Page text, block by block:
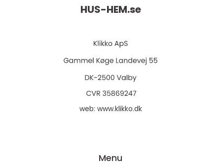
HUS-HEM.se
web: www.klikko.dk
Menu